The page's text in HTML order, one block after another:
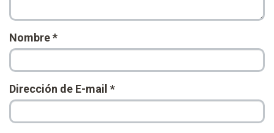
Nombre*
Dirección de E-mail *